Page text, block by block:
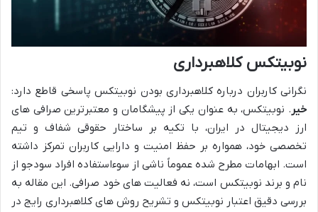
نوبیتکس کلاهبرداری
نگرانی کاربران درباره کلاهبرداری بودن نوبیتکس پاسخی قاطع دارد:
خیر . نوبیتکس، به عنوان یکی از پیشگامان و معتبرترین صرافی های
ارز دیجیتال در ایران، با تکیه بر ساختار حقوقی شفاف و تیم
تخصصی خود، همواره بر حفظ امنیت و دارایی کاربران تمرکز داشته
است. ابهامات مطرح شده عموماً ناشی از سوءاستفاده افراد سودجو از
نام و برند نوبیتکس است، نه فعالیت های خود صرافی. این مقاله به
بررسی دقیق اعتبار نوبیتکس و تشریح روش های کلاهبرداری رایج در